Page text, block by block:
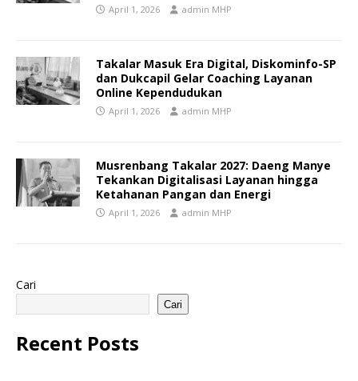
April 1, 2026 admin MHP
Takalar Masuk Era Digital, Diskominfo-SP
dan Dukcapil Gelar Coaching Layanan
Online Kependudukan
April 1, 2026 admin MHP
Musrenbang Takalar 2027: Daeng Manye
Tekankan Digitalisasi Layanan hingga
Ketahanan Pangan dan Energi
April 1, 2026 admin MHP
Cari
Cari
Recent Posts